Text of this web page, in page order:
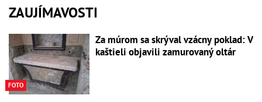
ZAUJÍMAVOSTI
FOTO
Za múrom sa skrýval vzácny poklad: V
kaštieli objavili zamurovaný oltár